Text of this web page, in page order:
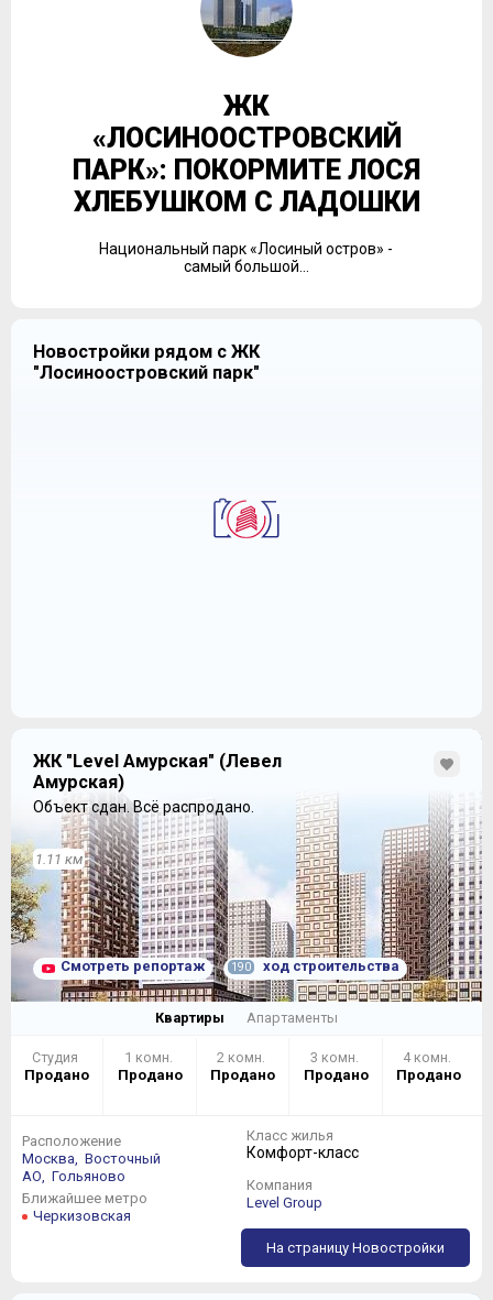
ЖК
«ЛОСИНООСТРОВСКИЙ
ПАРК»: ПОКОРМИТЕ ЛОСЯ
ХЛЕБУШКОМ С ЛАДОШКИ
Национальный парк «Лосиный остров» -
самый большой...
Новостройки рядом с ЖК
"Лосиноостровский парк"
ЖК "Level Амурская" (Левел
Амурская)
Объект сдан.Всё распродано.
1.11 км
Смотреть репортаж 190 ход строительства
Квартиры
Студия
Продано
1 комн.
Продано
2 комн.
Продано
3 комн.
Продано
4 комн.
Продано
Апартаменты
Расположение
Москва,
Восточный
АО,
Гольяново
Ближайшее метро
Черкизовская
Класс жилья
Комфорт-класс
Компания
Level Group
На страницу Новостройки